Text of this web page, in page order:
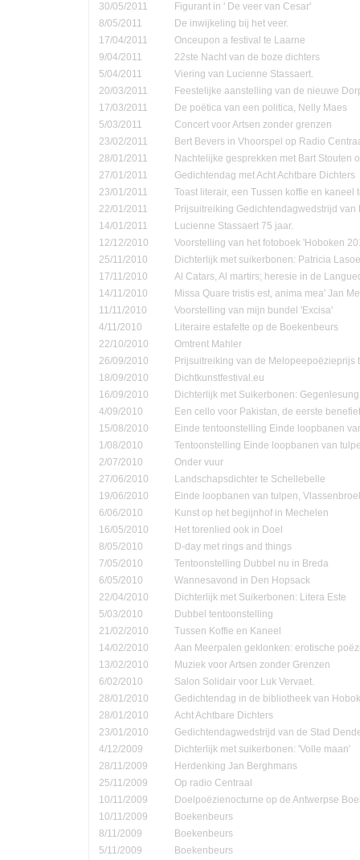
30/05/2011
Figurant in ' De veer van Cesar'
8/05/2011
De inwijkeling bij het veer.
17/04/2011
Onceupon a festival te Laarne
9/04/2011
22ste Nacht van de boze dichters
5/04/2011
Viering van Lucienne Stassaert.
20/03/2011
Feestelijke aanstelling van de nieuwe
17/03/2011
De poëtica van een politica, Nelly Maes
5/03/2011
Concert voor Artsen zonder grenzen
23/02/2011
Bert Bevers in Vhoorspel op Radio
28/01/2011
Nachtelijke gesprekken met Bart Stouten
27/01/2011
Gedichtendag met Acht Achtbare Dichters
23/01/2011
Toast literair, een Tussen koffie en kaneel
22/01/2011
Prijsuitreiking Gedichtendagwedstrijd van
14/01/2011
Lucienne Stassaert 75 jaar.
12/12/2010
Voorstelling van het fotoboek 'Hoboken
25/11/2010
Dichterlijk met suikerbonen: Patricia
17/11/2010
Al Catars, Al martirs; heresie in de
14/11/2010
Missa Quare tristis est, anima mea' Jan
11/11/2010
Voorstelling van mijn bundel 'Excisa'
4/11/2010
Literaire estafette op de Boekenbeurs
22/10/2010
Omtrent Mahler
26/09/2010
Prijsuitreiking van de Melopeepoëzieprijs
18/09/2010
Dichtkunstfestival.eu
16/09/2010
Dichterlijk met Suikerbonen:
4/09/2010
Een cello voor Pakistan, de eerste
15/08/2010
Einde tentoonstelling Einde loopbanen
1/08/2010
Tentoonstelling Einde loopbanen van
2/07/2010
Onder vuur
27/06/2010
Landschapsdichter te Schellebelle
19/06/2010
Einde loopbanen van tulpen,
6/06/2010
Kunst op het begijnhof in Mechelen
16/05/2010
Het torenlied ook in Doel
8/05/2010
D-day met rings and things
7/05/2010
Tentoonstelling Dubbel nu in Breda
6/05/2010
Wannesavond in Den Hopsack
22/04/2010
Dichterlijk met Suikerbonen: Litera Este
5/03/2010
Dubbel tentoonstelling
21/02/2010
Tussen Koffie en Kaneel
14/02/2010
Aan Meerpalen geklonken: erotische
13/02/2010
Muziek voor Artsen zonder Grenzen
6/02/2010
Salon Solidair voor Luk Vervaet.
28/01/2010
Gedichtendag in de bibliotheek van
28/01/2010
Acht Achtbare Dichters
23/01/2010
Gedichtendagwedstrijd van de Stad
4/12/2009
Dichterlijk met suikerbonen: 'Volle maan'
28/11/2009
Herdenking Jan Berghmans
25/11/2009
Op radio Centraal
10/11/2009
Doelpoëzienocturne op de Antwerpse
10/11/2009
Boekenbeurs
8/11/2009
Boekenbeurs
5/11/2009
Boekenbeurs